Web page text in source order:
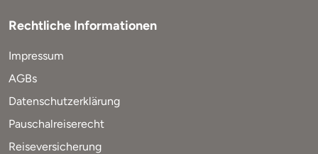
Rechtliche Informationen
Impressum
AGBs
Datenschutzerklärung
Pauschalreiserecht
Reiseversicherung